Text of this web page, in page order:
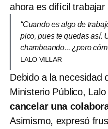
ahora es difícil
“Cuando es algo de
pico, pues te quedas así.
chambeando... ¿pero
LALO VILLAR
Debido a la necesidad
Ministerio Público,
cancelar una
Asimismo, expresó